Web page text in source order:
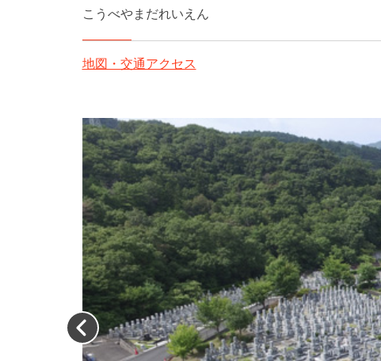
こうべやまだれいえん
地図・交通アクセス